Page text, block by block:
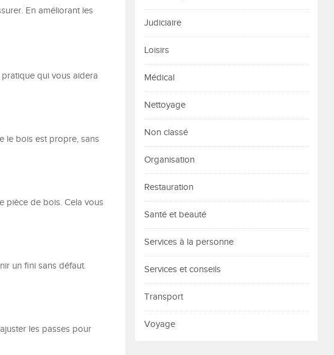
En améliorant les
qui vous aidera
le bois est propre, sans
pièce de bois. Cela vous
un fini sans défaut.
les passes pour
Judiciaire
Loisirs
Médical
Nettoyage
Non classé
Organisation
Restauration
Santé et beauté
Services à la personne
Services et conseils
Transport
Voyage